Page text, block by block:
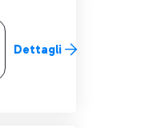
Dettagli